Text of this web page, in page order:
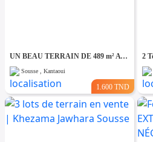
UN BEAU TERRAIN DE 489 m² A KANTAOUI
Sousse , Kantaoui
1.600 TND